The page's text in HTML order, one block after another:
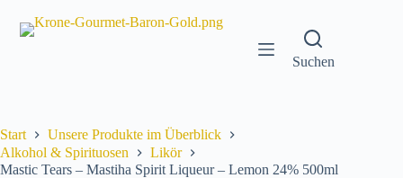
Inhalt
springen
Suchen
Start
Unsere Produkte im Überblick
Alkohol & Spirituosen
Likör
Mastic Tears – Mastiha Spirit Liqueur – Lemon 24% 500ml